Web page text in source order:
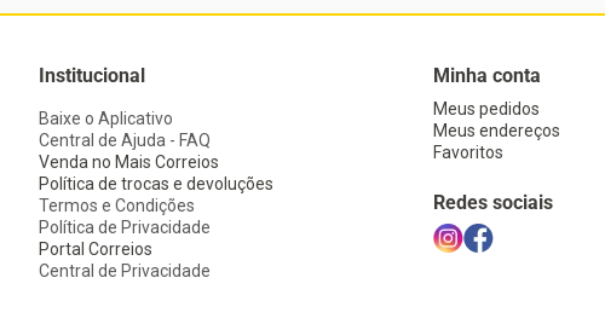
Institucional
Baixe o Aplicativo
Central de Ajuda - FAQ
Venda no Mais Correios
Política de trocas e devoluções
Termos e Condições
Política de Privacidade
Portal Correios
Central de Privacidade
Minha conta
Meus pedidos
Meus endereços
Favoritos
Redes sociais